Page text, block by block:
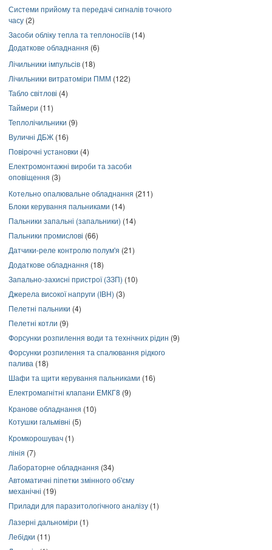
Системи прийому та передачі сигналів точного
часу (2)
Засоби обліку тепла та теплоносіїв (14)
Додаткове обладнання (6)
Лічильники імпульсів (18)
Лічильники витратоміри ПММ (122)
Табло світлові (4)
Таймери (11)
Теплолічильники (9)
Вуличні ДБЖ (16)
Повірочні установки (4)
Електромонтажні вироби та засоби
оповіщення (3)
Котельно опалювальне обладнання (211)
Блоки керування пальниками (14)
Пальники запальні (запальники) (14)
Пальники промислові (66)
Датчики-реле контролю полум'я (21)
Додаткове обладнання (18)
Запально-захисні пристрої (ЗЗП) (10)
Джерела високої напруги (ІВН) (3)
Пелетні пальники (4)
Пелетні котли (9)
Форсунки розпилення води та технічних рідин (9)
Форсунки розпилення та спалювання рідкого
палива (18)
Шафи та щити керування пальниками (16)
Електромагнітні клапани ЕМКГ8 (9)
Кранове обладнання (10)
Котушки гальмівні (5)
Кромкорошувач (1)
лінія (7)
Лабораторне обладнання (34)
Автоматичні піпетки змінного об'єму
механічні (19)
Прилади для паразитологічного аналізу (1)
Лазерні дальноміри (1)
Лебідки (11)